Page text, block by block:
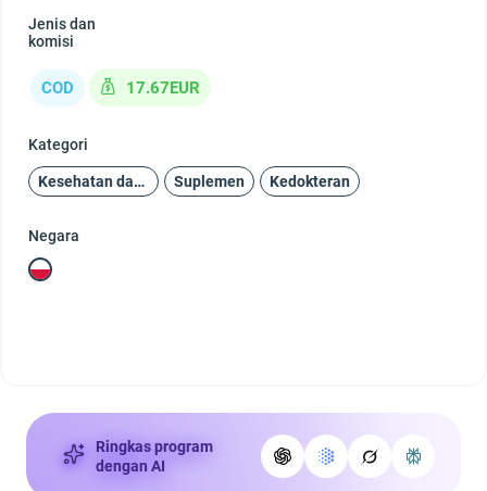
Jenis dan
komisi
COD 17.67EUR
Kategori
Kesehatan dan Kecantikan Suplemen Kedokteran
Negara
Ringkas program
dengan AI